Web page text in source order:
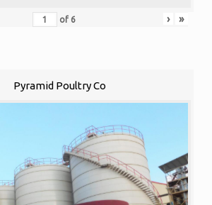
of 6 › »
Pyramid Poultry Co